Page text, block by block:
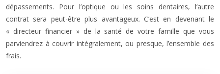
dépassements. Pour l’optique ou les soins dentaires, l’autre
contrat sera peut-être plus avantageux. C’est en devenant le
« directeur financier » de la santé de votre famille que vous
parviendrez à couvrir intégralement, ou presque, l’ensemble des
frais.